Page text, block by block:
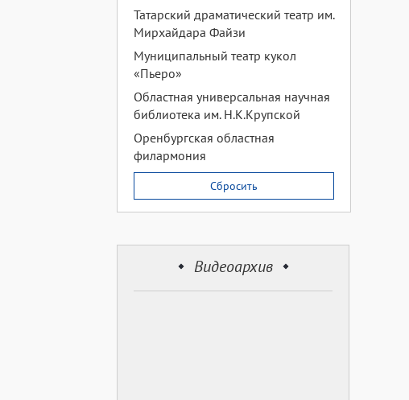
Татарский драматический театр им.
Мирхайдара Файзи
Муниципальный театр кукол
«Пьеро»
Областная универсальная научная
библиотека им. Н.К.Крупской
Оренбургская областная
филармония
Сбросить
Видеоархив